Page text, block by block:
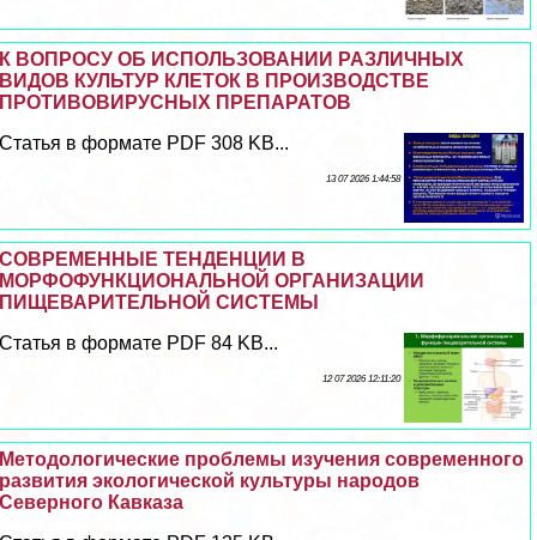
К ВОПРОСУ ОБ ИСПОЛЬЗОВАНИИ РАЗЛИЧНЫХ
ВИДОВ КУЛЬТУР КЛЕТОК В ПРОИЗВОДСТВЕ
ПРОТИВОВИРУСНЫХ ПРЕПАРАТОВ
Статья в формате PDF 308 KB...
13 07 2026 1:44:58
СОВРЕМЕННЫЕ ТЕНДЕНЦИИ В
МОРФОФУНКЦИОНАЛЬНОЙ ОРГАНИЗАЦИИ
ПИЩЕВАРИТЕЛЬНОЙ СИСТЕМЫ
Статья в формате PDF 84 KB...
12 07 2026 12:11:20
Методологические проблемы изучения современного
развития экологической культуры народов
Северного Кавказа